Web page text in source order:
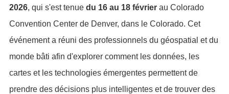
2026, qui s'est tenue du 16 au 18 févrierau Colorado
Convention Center de Denver, dans le Colorado. Cet
événement a réuni des professionnels du géospatial et du
monde bâti afin d'explorer comment les données, les
cartes et les technologies émergentes permettent de
prendre des décisions plus intelligentes et de trouver des